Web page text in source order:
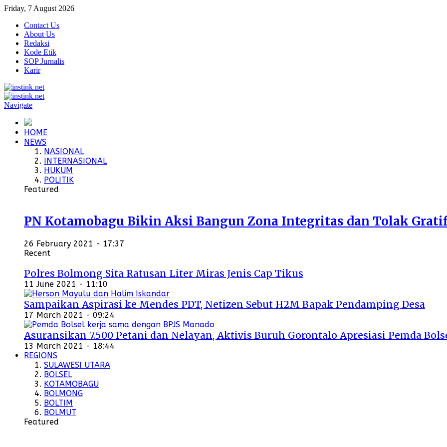
Friday, 7 August 2026
Contact Us
About Us
Redaksi
Kode Etik
SOP Jurnalis
Karir
Navigate
HOME
NEWS
NASIONAL
INTERNASIONAL
HUKUM
POLITIK
Featured
PN Kotamobagu Bikin Aksi Bangun Zona Integritas dan Tolak
26 February 2021 - 17:37
Recent
Polres Bolmong Sita Ratusan Liter Miras Jenis Cap Tikus
11 June 2021 - 11:10
Sampaikan Aspirasi ke Mendes PDT, Netizen Sebut H2M Bapak Pendamping Desa
17 March 2021 - 09:24
Asuransikan 7.500 Petani dan Nelayan, Aktivis Buruh Gorontalo Apresiasi Pemda
13 March 2021 - 18:44
REGIONS
SULAWESI UTARA
BOLSEL
KOTAMOBAGU
BOLMONG
BOLTIM
BOLMUT
Featured